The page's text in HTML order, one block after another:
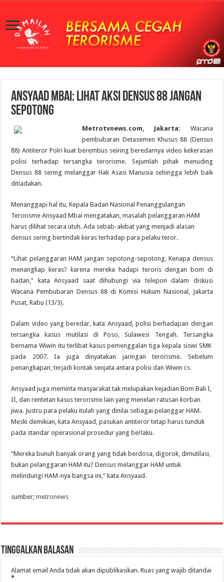
Ansyaad Mbai: Lihat Aksi Densus 88 jangan
Sepotong
Metrotvnews.com, Jakarta: Wacana
pembubaran Detasemen Khusus 88 (Densus
88) Antiteror Polri kuat berembus seiring beredarnya video kekerasan
polisi terhadap tersangka terorisme. Sejumlah pihak menuding
Densus 88 sering melanggar Hak Asasi Manusia sehingga lebih baik
ditiadakan.
Menanggapi hal itu, Kepala Badan Nasional Penanggulangan
Terorisme Ansyaad Mbai mengatakan, masalah pelanggaran HAM
harus dilihat secara utuh. Ada sebab-akibat yang menjadi alasan
densus sering bertindak keras terhadap para pelaku teror.
“Lihat pelanggaran HAM jangan sepotong-sepotong. Kenapa densus
menangkap keras? karena mereka hadapi teroris dengan bom di
badan,” kata Ansyaad saat dihubungi via telepon dalam diskusi
Wacana Pembubaran Densus 88 di Komisi Hukum Nasional, Jakarta
Pusat, Rabu (13/3).
Dalam video yang beredar, kata Ansyaad, polisi berhadapan dengan
tersangka kasus mutilasi di Poso, Sulawesi Tengah. Tersangka
bernama Wiwin itu terlibat kasus pemenggalan tiga kepala siswi SMK
pada 2007. Ia juga dinyatakan jaringan terorisme. Sebelum
penangkapan, terjadi kontak senjata antara polisi dan Wiwin cs.
Ansyaad juga meminta masyarakat tak melupakan kejadian Bom Bali I,
II, dan rentetan kasus terorisme lain yang menelan ratusan korban
jiwa. Justru para pelaku itulah yang dinilai sebagai pelanggar HAM.
Meski demikian, kata Ansyaad, pasukan antiteror tetap harus tunduk
pada standar operasional prosedur yang berlaku.
“Mereka bunuh banyak orang yang tidak berdosa, digorok, dimutilasi,
bukan pelanggaran HAM itu? Densus melanggar HAM untuk
melindungi HAM-nya bangsa ini,” kata Ansyaad.
sumber;metronews
Tinggalkan Balasan
Alamat email Anda tidak akan dipublikasikan. Ruas yang wajib ditandai
*